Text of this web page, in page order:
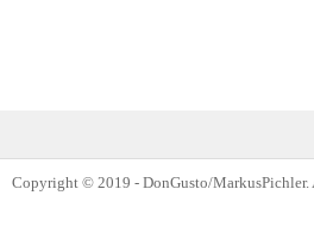
Copyright © 2019 - DonGusto/MarkusPichler.